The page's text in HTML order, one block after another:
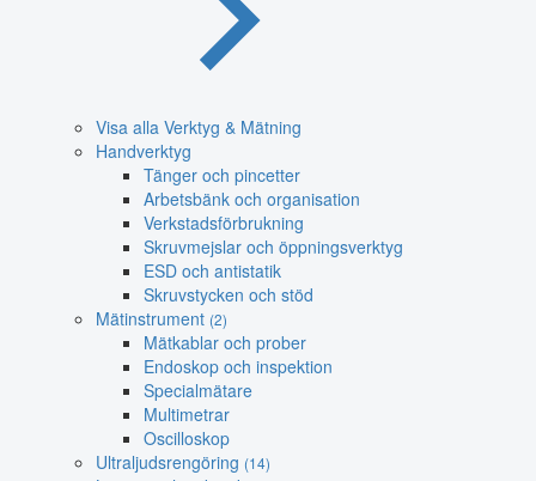
Visa alla Verktyg & Mätning
Handverktyg
Tänger och pincetter
Arbetsbänk och organisation
Verkstadsförbrukning
Skruvmejslar och öppningsverktyg
ESD och antistatik
Skruvstycken och stöd
Mätinstrument (2)
Mätkablar och prober
Endoskop och inspektion
Specialmätare
Multimetrar
Oscilloskop
Ultraljudsrengöring (14)